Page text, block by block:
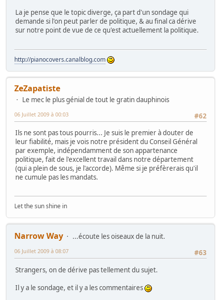
La je pense que le topic diverge, ça part d'un sondage qui
demande si l'on peut parler de politique, & au final ca dérive
sur notre point de vue de ce qu'est actuellement la politique.
http://pianocovers.canalblog.com
ZeZapatiste
Le mec le plus génial de tout le gratin dauphinois
#62
06 Juillet 2009 à 00:03
Ils ne sont pas tous pourris... Je suis le premier à douter de
leur fiabilité, mais je vois notre président du Conseil Général
par exemple, indépendamment de son appartenance
politique, fait de l'excellent travail dans notre département
(qui a plein de sous, je l'accorde). Même si je préfèrerais qu'il
ne cumule pas les mandats.
Let the sun shine in
Narrow Way
...écoute les oiseaux de la nuit.
#63
06 Juillet 2009 à 08:07
Strangers, on de dérive pas tellement du sujet.
Il y a le sondage, et il y a les commentaires